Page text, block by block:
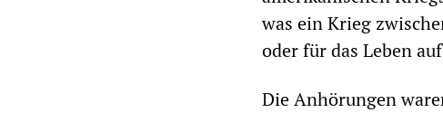
was ein Krieg
oder für das Leben
Die Anhörungen